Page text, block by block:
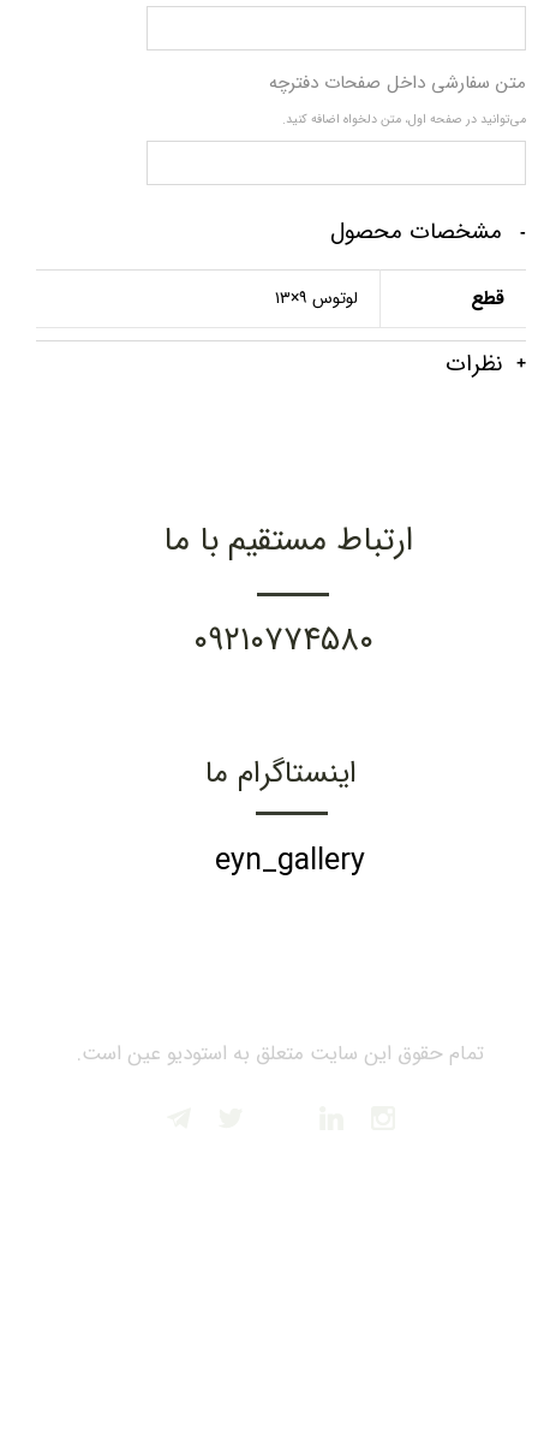
متن سفارشی داخل صفحات دفترچه
می‌توانید در صفحه اول، متن دلخواه اضافه کنید.
مشخصات محصول
قطع لوتوس ۹×۱۳
نظرات
تمام حقوق این سایت متعلق به استودیو عین است.
ارتباط مستقیم با ما
۰۹۲۱۰۷۷۴۵۸۰
اینستاگرام ما
eyn_gallery